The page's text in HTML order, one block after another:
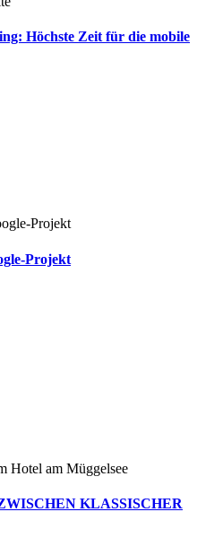
Höchste Zeit für die mobile
Projekt
KLASSISCHER